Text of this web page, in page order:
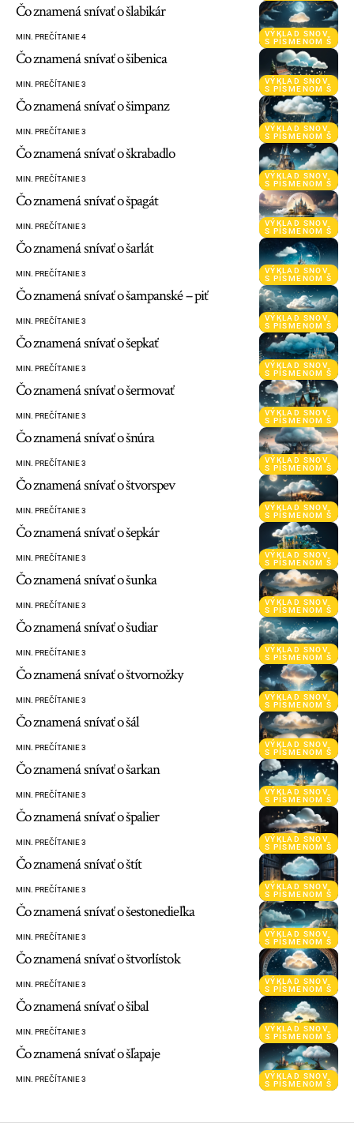
VÝKLAD SNOV
S PÍSMENOM Š
Čo znamená snívať o šlabikár
MIN. PREČÍTANIE 4
VÝKLAD SNOV
S PÍSMENOM Š
Čo znamená snívať o šibenica
MIN. PREČÍTANIE 3
VÝKLAD SNOV
S PÍSMENOM Š
Čo znamená snívať o šimpanz
MIN. PREČÍTANIE 3
VÝKLAD SNOV
S PÍSMENOM Š
Čo znamená snívať o škrabadlo
MIN. PREČÍTANIE 3
VÝKLAD SNOV
S PÍSMENOM Š
Čo znamená snívať o špagát
MIN. PREČÍTANIE 3
VÝKLAD SNOV
S PÍSMENOM Š
Čo znamená snívať o šarlát
MIN. PREČÍTANIE 3
VÝKLAD SNOV
S PÍSMENOM Š
Čo znamená snívať o šampanské – piť
MIN. PREČÍTANIE 3
VÝKLAD SNOV
S PÍSMENOM Š
Čo znamená snívať o šepkať
MIN. PREČÍTANIE 3
VÝKLAD SNOV
S PÍSMENOM Š
Čo znamená snívať o šermovať
MIN. PREČÍTANIE 3
VÝKLAD SNOV
S PÍSMENOM Š
Čo znamená snívať o šnúra
MIN. PREČÍTANIE 3
VÝKLAD SNOV
S PÍSMENOM Š
Čo znamená snívať o štvorspev
MIN. PREČÍTANIE 3
VÝKLAD SNOV
S PÍSMENOM Š
Čo znamená snívať o šepkár
MIN. PREČÍTANIE 3
VÝKLAD SNOV
S PÍSMENOM Š
Čo znamená snívať o šunka
MIN. PREČÍTANIE 3
VÝKLAD SNOV
S PÍSMENOM Š
Čo znamená snívať o šudiar
MIN. PREČÍTANIE 3
VÝKLAD SNOV
S PÍSMENOM Š
Čo znamená snívať o štvornožky
MIN. PREČÍTANIE 3
VÝKLAD SNOV
S PÍSMENOM Š
Čo znamená snívať o šál
MIN. PREČÍTANIE 3
VÝKLAD SNOV
S PÍSMENOM Š
Čo znamená snívať o šarkan
MIN. PREČÍTANIE 3
VÝKLAD SNOV
S PÍSMENOM Š
Čo znamená snívať o špalier
MIN. PREČÍTANIE 3
VÝKLAD SNOV
S PÍSMENOM Š
Čo znamená snívať o štít
MIN. PREČÍTANIE 3
VÝKLAD SNOV
S PÍSMENOM Š
Čo znamená snívať o šestonedieľka
MIN. PREČÍTANIE 3
VÝKLAD SNOV
S PÍSMENOM Š
Čo znamená snívať o štvorlístok
MIN. PREČÍTANIE 3
VÝKLAD SNOV
S PÍSMENOM Š
Čo znamená snívať o šibal
MIN. PREČÍTANIE 3
VÝKLAD SNOV
S PÍSMENOM Š
Čo znamená snívať o šľapaje
MIN. PREČÍTANIE 3